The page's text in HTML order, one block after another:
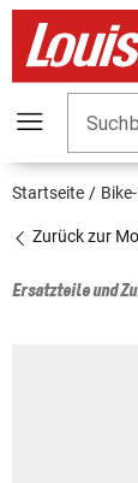
Startseite
Zurück zur
Ersatzteile und